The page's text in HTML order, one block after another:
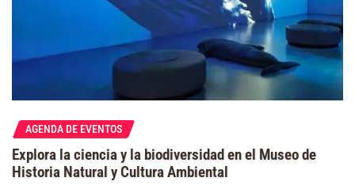
AGENDA DE EVENTOS
Explora la ciencia y la biodiversidad en el Museo de
Historia Natural y Cultura Ambiental